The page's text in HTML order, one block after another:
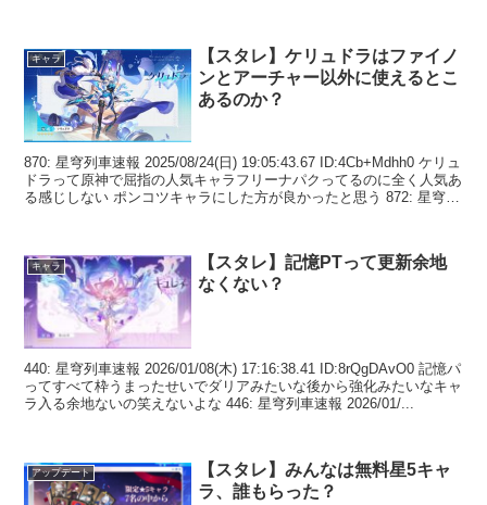
キャラ
【スタレ】ケリュドラはファイノ
ンとアーチャー以外に使えるとこ
あるのか？
870: 星穹列車速報 2025/08/24(日) 19:05:43.67 ID:4Cb+Mdhh0 ケリュ
ドラって原神で屈指の人気キャラフリーナパクってるのに全く人気あ
る感じしない ポンコツキャラにした方が良かったと思う 872: 星穹
キャラ
【スタレ】記憶PTって更新余地
なくない？
440: 星穹列車速報 2026/01/08(木) 17:16:38.41 ID:8rQgDAvO0 記憶パ
ってすべて枠うまったせいでダリアみたいな後から強化みたいなキャ
ラ入る余地ないの笑えないよな 446: 星穹列車速報 2026/01/...
アップデート
【スタレ】みんなは無料星5キャ
ラ、誰もらった？